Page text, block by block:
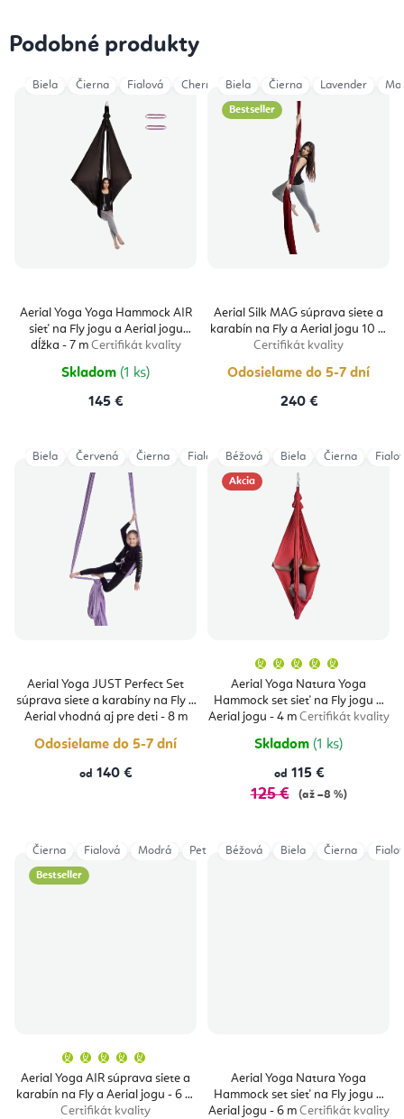
Podobné produkty
Aerial Yoga Yoga Hammock AIR
sieť na Fly jogu a Aerial jogu
dĺžka - 7 m Certifikát kvality
Skladom (1 ks)
145 €
Biela Čierna Fialová Cherry Lavender Modrá Modrá
Bestseller
Aerial Silk MAG súprava siete a
karabín na Fly a Aerial jogu 10 m
Certifikát kvality
Odosielame do 5-7 dní
240 €
Biela Čierna Lavender
Aerial Yoga JUST Perfect Set
súprava siete a karabíny na Fly a
Aerial vhodná aj pre deti - 8 m
Odosielame do 5-7 dní
od 140 €
Biela Červená Čierna Fialová Magenta Modrá
Akcia
Aerial Yoga Natura Yoga
Hammock set sieť na Fly jogu a
Aerial jogu - 4 m Certifikát kvality
produktu
je
5,0
z
5
Skladom (1 ks)
od 115 €
125 € (až –8 %)
Béžová Biela Čierna
Bestseller
Aerial Yoga AIR súprava siete a
karabín na Fly a Aerial jogu - 6 m
Certifikát kvality
produktu
je
5,0
z
Čierna Fialová Modrá Petrol Sivá Tyrkysová Vínová
Aerial Yoga Natura Yoga
Hammock set sieť na Fly jogu a
Aerial jogu - 6 m Certifikát kvality
Béžová Biela Čierna